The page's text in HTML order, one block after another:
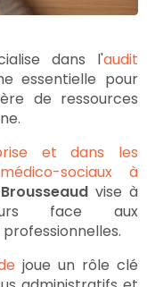
dans l'audit
essentielle pour
de ressources
et dans les
sociaux à
Brousseaudvise à
face aux
joue un rôle clé